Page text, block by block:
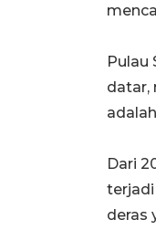
Pulau
datar,
Dari
terjadi
deras